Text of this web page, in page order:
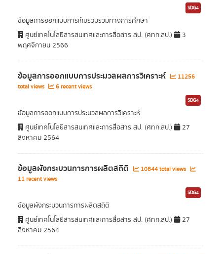
SDG4
ข้อมูลการออกแบบการเก็บรวบรวมทางการศึกษา
ศูนย์เทคโนโลยีสารสนเทศและการสื่อสาร สป. (ศทก.สป.)
3
พฤศจิกายน 2566
ข้อมูลการออกแบบการประมวลผลการวิเคราะห์
11256
total views
6 recent views
SDG4
ข้อมูลการออกแบบการประมวลผลการวิเคราะห์
ศูนย์เทคโนโลยีสารสนเทศและการสื่อสาร สป. (ศทก.สป.)
27
สิงหาคม 2564
ข้อมูลผังกระบวนการการผลิตสถิติ
10844 total views
11 recent views
SDG4
ข้อมูลผังกระบวนการการผลิตสถิติ
ศูนย์เทคโนโลยีสารสนเทศและการสื่อสาร สป. (ศทก.สป.)
27
สิงหาคม 2564